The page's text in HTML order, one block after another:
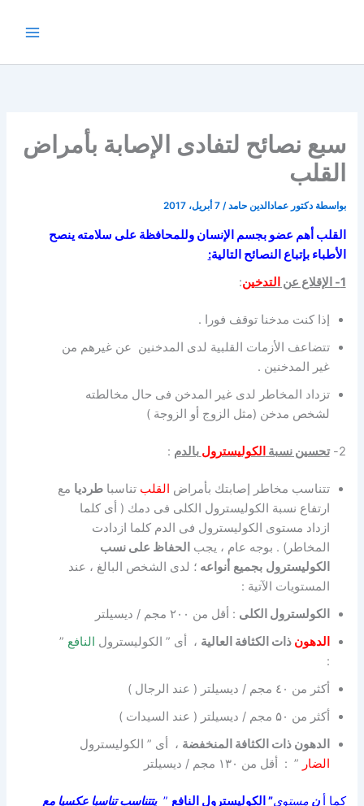
سبع نصائح لتفادى الإصابة بأمراض
القلب
بواسطة دكتور عمادالدين حامد/7 أبريل، 2017
القلب أهم عضو بجسم الإنسان وللمحافظة على سلامته ينصح
الأطباء بإتباع النصائح التالية:
1- الإقلاع عن
التدخين:
إذا كنت مدخنا توقف فورا .
تتضاعف الأزمات القلبية لدى المدخنين عن غيرهم من
غير المدخنين .
تزداد المخاطر لدى غير المدخن فى حال مخالطته
لشخص مدخن (مثل الزوج أو الزوجة )
2- تحسين نسبة الكوليسترول بالدم :
تتناسب مخاطر إصابتك بأمراض القلب تناسباطرديا مع
ارتفاع نسبة الكوليسترول الكلى فى دمك ( أى كلما
ازداد مستوى الكوليسترول فى الدم كلما ازدادت
المخاطر) . بوجه عام ، يجب الحفاظ على نسب
الكوليسترول بجميع أنواعه ؛ لدى الشخص البالغ ، عند
المستويات الآتية :
الكولسترول الكلى : أقل من ٢۰۰ مجم / ديسيلتر
الدهون ذات الكثافة العالية ، أى ” الكوليسترول النافع ”
:
أكثر من ٤۰ مجم / ديسيلتر ( عند الرجال )
أكثر من ۵۰ مجم / ديسيلتر ( عند السيدات )
الدهون ذات الكثافة المنخفضة ، أى ” الكوليسترول
الضار ” : أقل من ۱۳۰ مجم / ديسيلتر
كما أ نمستوى” الكوليسترول النافع ”يتتناسب تناسبا عكسيا مع